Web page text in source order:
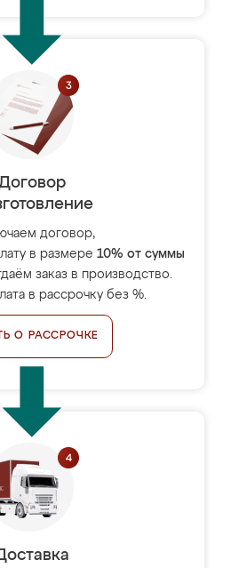
договор,
в размере 10% от суммы
заказ в производство.
в рассрочку без %.
О РАССРОЧКЕ